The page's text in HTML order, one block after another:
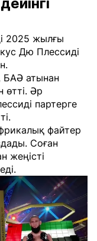
2025 жылғы
Дю Плессиді
БАӘ атынан
Әр
партерге
файтер
Соған
жеңісті